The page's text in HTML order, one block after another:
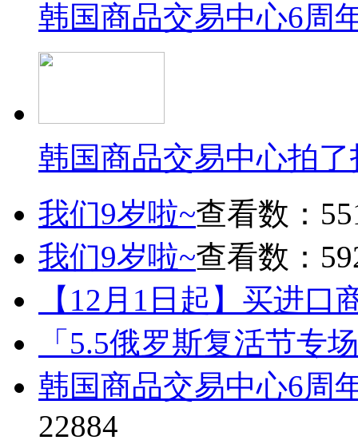
韩国商品交易中心6周
韩国商品交易中心拍
我们9岁啦~查看数：
我们9岁啦~查看数：
【12月1日起】买进口
「5.5俄罗斯复活节专
韩国商品交易中心6周
22884